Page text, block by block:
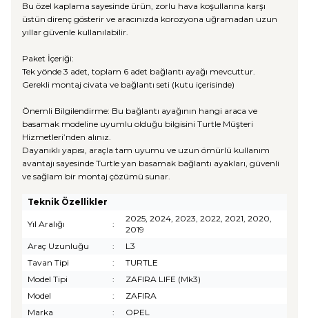
Bu özel kaplama sayesinde ürün, zorlu hava koşullarına karşı
üstün direnç gösterir ve aracınızda korozyona uğramadan uzun
yıllar güvenle kullanılabilir.
Paket İçeriği:
Tek yönde 3 adet, toplam 6 adet bağlantı ayağı mevcuttur.
Gerekli montaj civata ve bağlantı seti (kutu içerisinde)
Önemli Bilgilendirme: Bu bağlantı ayağının hangi araca ve
basamak modeline uyumlu olduğu bilgisini Turtle Müşteri
Hizmetleri’nden alınız.
Dayanıklı yapısı, araçla tam uyumu ve uzun ömürlü kullanım
avantajı sayesinde Turtle yan basamak bağlantı ayakları, güvenli
ve sağlam bir montaj çözümü sunar.
Teknik Özellikler
Yıl Aralığı :
2025, 2024, 2023, 2022, 2021, 2020,
2019
Araç Uzunluğu
:
L3
Tavan Tipi
:
TURTLE
Model Tipi
:
ZAFIRA LIFE (Mk3)
Model
:
ZAFIRA
Marka
:
OPEL